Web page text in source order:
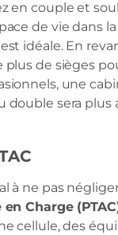
en couple et
de vie dans
idéale. En
plus de sièges
une
double sera plus
à ne pas
Charge
cellule, des